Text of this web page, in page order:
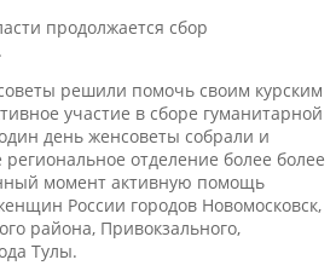
продолжается сбор
решили помочь своим курским
участие в сборе гуманитарной
день женсоветы собрали и
отделение более более
момент активную помощь
России городов Новомосковск,
района, Привокзального,
Тулы.